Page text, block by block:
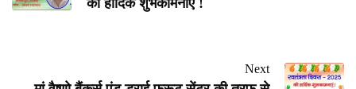
Next